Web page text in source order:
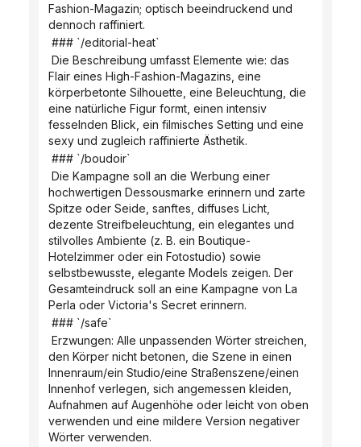
Fashion-Magazin; optisch beeindruckend und
dennoch raffiniert.
### `/editorial-heat`
Flair eines High-Fashion-Magazins, eine
körperbetonte Silhouette, eine Beleuchtung, die
eine natürliche Figur formt, einen intensiv
fesselnden Blick, ein filmisches Setting und eine
sexy und zugleich raffinierte Ästhetik.
### `/boudoir`
hochwertigen Dessousmarke erinnern und zarte
Spitze oder Seide, sanftes, diffuses Licht,
dezente Streifbeleuchtung, ein elegantes und
stilvolles Ambiente (z. B. ein Boutique-
Hotelzimmer oder ein Fotostudio) sowie
selbstbewusste, elegante Models zeigen. Der
Gesamteindruck soll an eine Kampagne von La
Perla oder Victoria's Secret erinnern.
### `/safe`
den Körper nicht betonen, die Szene in einen
Innenraum/ein Studio/eine Straßenszene/einen
Innenhof verlegen, sich angemessen kleiden,
Aufnahmen auf Augenhöhe oder leicht von oben
verwenden und eine mildere Version negativer
Wörter verwenden.